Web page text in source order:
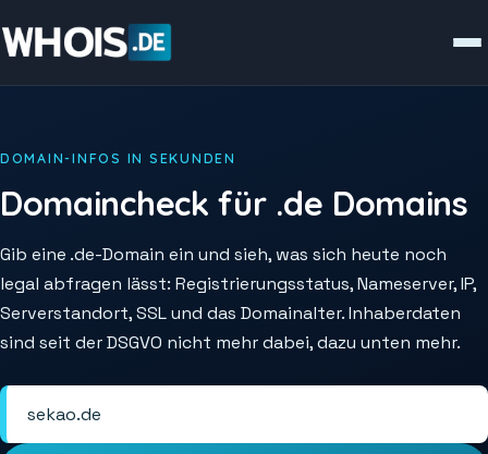
DOMAIN-INFOS IN SEKUNDEN
Domaincheck für .de Domains
Gib eine .de-Domain ein und sieh, was sich heute noch
legal abfragen lässt: Registrierungsstatus, Nameserver, IP,
Serverstandort, SSL und das Domainalter. Inhaberdaten
sind seit der DSGVO nicht mehr dabei, dazu unten mehr.